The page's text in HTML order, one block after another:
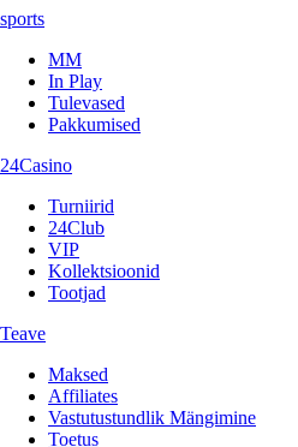
sports
MM
In Play
Tulevased
Pakkumised
24Casino
Turniirid
24Club
VIP
Kollektsioonid
Tootjad
Teave
Maksed
Affiliates
Vastutustundlik Mängimine
Toetus